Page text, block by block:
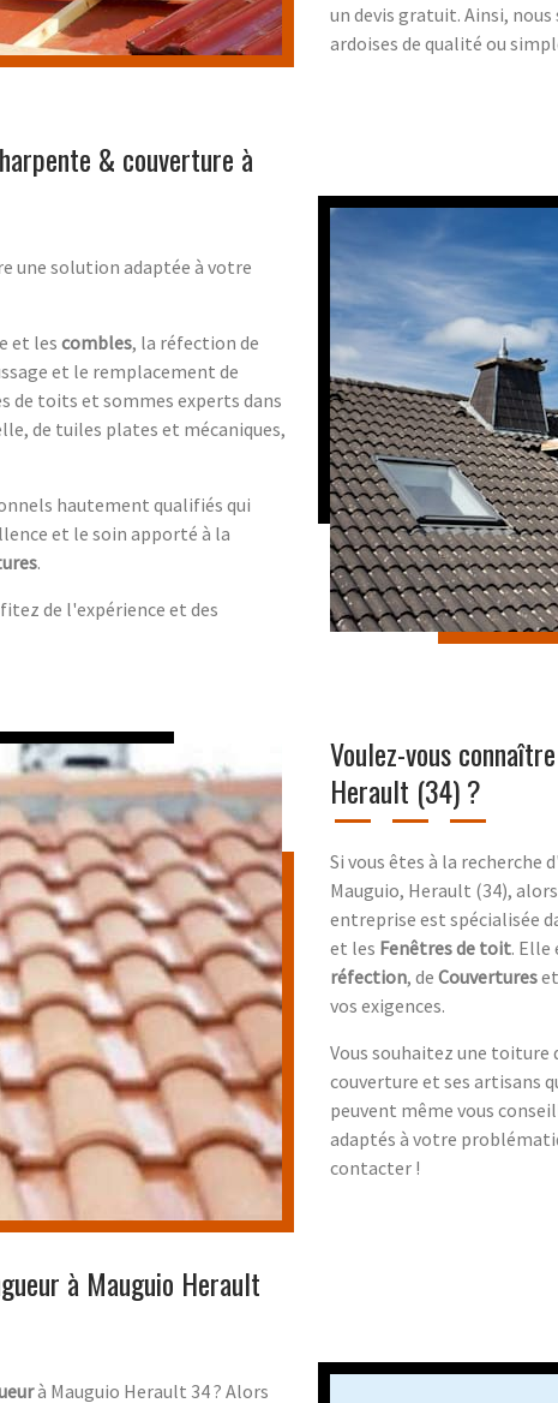
un devis gratuit. Ainsi, nous
ardoises de qualité ou
& couverture à
une solution adaptée à votre
et les combles, la réfection de
et le remplacement de
de toits et sommes experts dans
de tuiles plates et mécaniques,
hautement qualifiés qui
et le soin apporté à la
.
de l'expérience et des
Voulez-vous
Herault (34) ?
Si vous êtes à la recherche
Mauguio, Herault (34),
entreprise est spécialisée
et les Fenêtres de toit. Elle
réfection, de Couvertures
vos exigences.
Vous souhaitez une toiture
couverture et ses artisans
peuvent même vous
adaptés à votre
contacter !
à Mauguio Herault
à Mauguio Herault 34 ? Alors